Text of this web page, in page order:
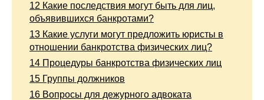
12 Какие последствия могут быть для лиц,
объявившихся банкротами?
13 Какие услуги могут предложить юристы в
отношении банкротства физических лиц?
14 Процедуры банкротства физических лиц
15 Группы должников
16 Вопросы для дежурного адвоката